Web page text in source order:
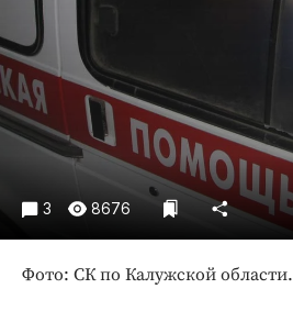
Спорт
Экономика и бизнес
ПРОЕКТЫ
Блоги
Издания
Медиаперсона
Интересное чтиво
Клиника года
3 8676
Фото: СК по Калужской области.